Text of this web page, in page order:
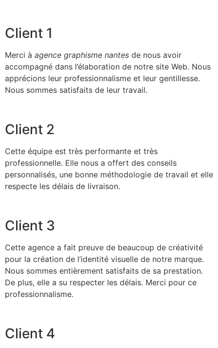
Client 1
Merci à agence graphisme nantes de nous avoir
accompagné dans l’élaboration de notre site Web. Nous
apprécions leur professionnalisme et leur gentillesse.
Nous sommes satisfaits de leur travail.
Client 2
Cette équipe est très performante et très
professionnelle. Elle nous a offert des conseils
personnalisés, une bonne méthodologie de travail et elle
respecte les délais de livraison.
Client 3
Cette agence a fait preuve de beaucoup de créativité
pour la création de l’identité visuelle de notre marque.
Nous sommes entièrement satisfaits de sa prestation.
De plus, elle a su respecter les délais. Merci pour ce
professionnalisme.
Client 4